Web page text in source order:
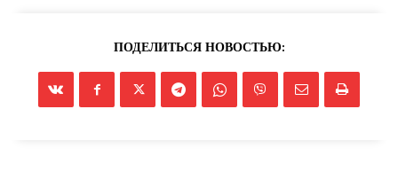
ПОДЕЛИТЬСЯ НОВОСТЬЮ: